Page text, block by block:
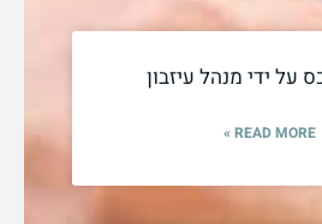
על ידי מנהל עיזבון
READ MORE »